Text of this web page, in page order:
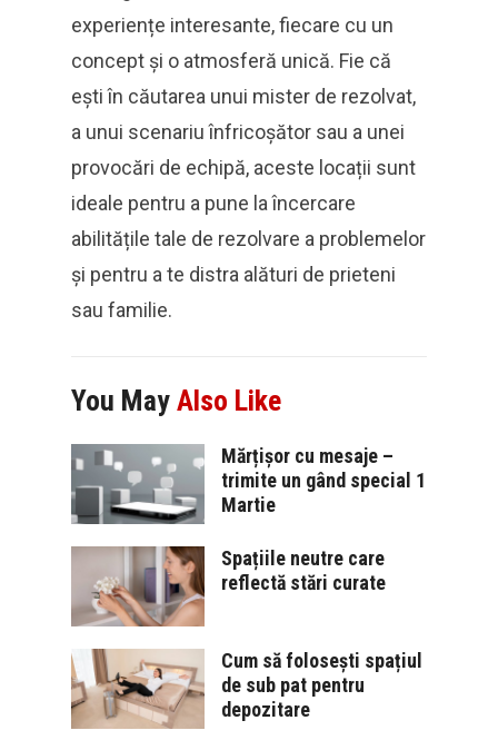
experiențe interesante, fiecare cu un
concept și o atmosferă unică. Fie că
ești în căutarea unui mister de rezolvat,
a unui scenariu înfricoșător sau a unei
provocări de echipă, aceste locații sunt
ideale pentru a pune la încercare
abilitățile tale de rezolvare a problemelor
și pentru a te distra alături de prieteni
sau familie.
You May Also Like
Mărțișor cu mesaje –
trimite un gând special 1
Martie
Spațiile neutre care
reflectă stări curate
Cum să folosești spațiul
de sub pat pentru
depozitare